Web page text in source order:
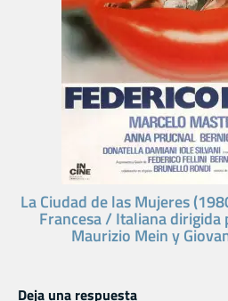
La Ciudad de las Mujeres
Francesa / Italiana
Maurizio Mein y
Deja una respuesta